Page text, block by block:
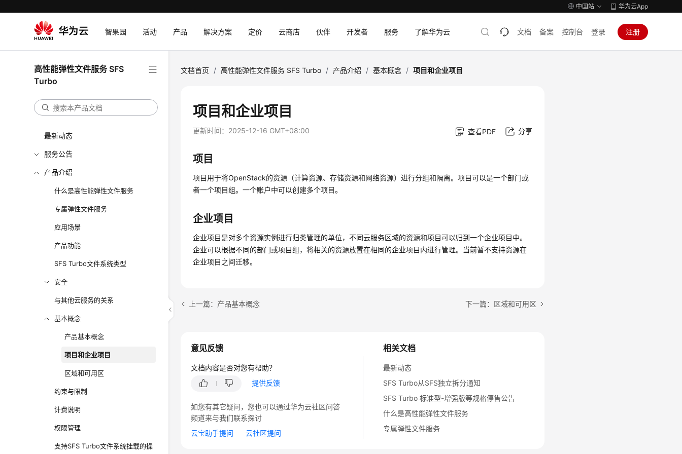
中国站 华为云App
智果园 活动 产品 解决方案 定价 云商店 伙伴 开发者 服务 了解华为云 文档 备案 控制台 登录 注册
高性能弹性文件服务 SFS
Turbo
最新动态
服务公告
产品介绍
什么是高性能弹性文件服务
专属弹性文件服务
应用场景
产品功能
SFS Turbo文件系统类型
安全
与其他云服务的关系
基本概念
产品基本概念
项目和企业项目
区域和可用区
约束与限制
计费说明
权限管理
支持SFS Turbo文件系统挂载的操
文档首页 / 高性能弹性文件服务 SFS Turbo / 产品介绍 / 基本概念 / 项目和企业项目
项目和企业项目
更新时间： 2025-12-16 GMT+08:00 查看PDF 分享
项目
项目用于将OpenStack的资源（计算资源、存储资源和网络资源）进行分组和隔离。项目可以是一个部门或
者一个项目组。一个账户中可以创建多个项目。
企业项目
企业项目是对多个资源实例进行归类管理的单位，不同云服务区域的资源和项目可以归到一个企业项目中。
企业可以根据不同的部门或项目组，将相关的资源放置在相同的企业项目内进行管理。当前暂不支持资源在
企业项目之间迁移。
上一篇：产品基本概念 下一篇：区域和可用区
相关文档
最新动态
SFS Turbo从SFS独立拆分通知
SFS Turbo 标准型-增强版等规格停售公告
什么是高性能弹性文件服务
专属弹性文件服务
意见反馈
文档内容是否对您有帮助？
提供反馈
如您有其它疑问，您也可以通过华为云社区问答
频道来与我们联系探讨
云宝助手提问
云社区提问